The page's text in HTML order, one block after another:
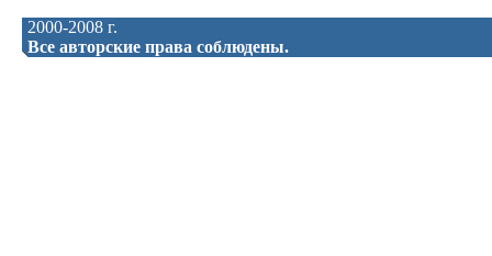
2000-2008 г.
Все авторские права соблюдены.